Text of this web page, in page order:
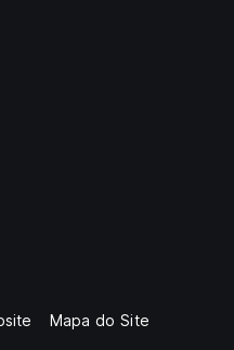
Mapa do Site